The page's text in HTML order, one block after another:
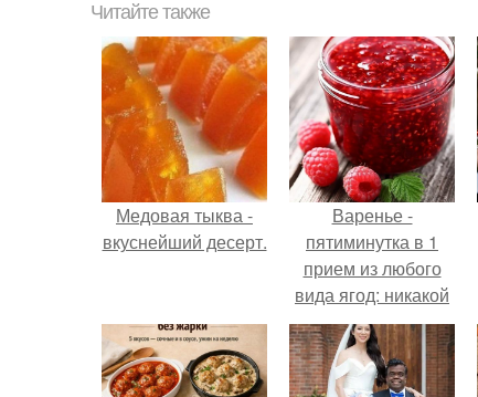
Читайте также
Медовая тыква -
вкуснейший десерт.
Варенье -
пятиминутка в 1
прием из любого
вида ягод: никакой
длительной варки,
все витамины на
месте!